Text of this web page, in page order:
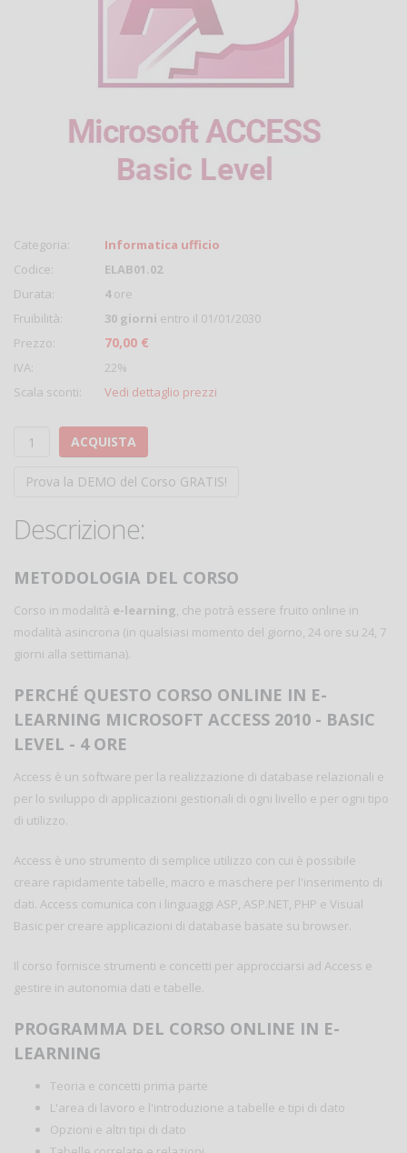
Categoria:
Informatica ufficio
Codice:
ELAB01.02
Durata:
4ore
Fruibilità:
30 giorni entro il 01/01/2030
Prezzo:
70,00 €
IVA:
22%
Scala sconti:
Vedi dettaglio prezzi
ACQUISTA
Prova la DEMO del Corso GRATIS!
Descrizione:
METODOLOGIA DEL CORSO
Corso in modalità e-learning, che potrà essere fruito online in
modalità asincrona (in qualsiasi momento del giorno, 24 ore su 24, 7
giorni alla settimana).
PERCHÉ QUESTO CORSO ONLINE IN E-
LEARNING MICROSOFT ACCESS 2010 - BASIC
LEVEL - 4 ORE
Access è un software per la realizzazione di database relazionali e
per lo sviluppo di applicazioni gestionali di ogni livello e per ogni tipo
di utilizzo.
Access è uno strumento di semplice utilizzo con cui è possibile
creare rapidamente tabelle, macro e maschere per l'inserimento di
dati. Access comunica con i linguaggi ASP, ASP.NET, PHP e Visual
Basic per creare applicazioni di database basate su browser.
Il corso fornisce strumenti e concetti per approcciarsi ad Access e
gestire in autonomia dati e tabelle.
PROGRAMMA DEL CORSO ONLINE IN E-
LEARNING
Teoria e concetti prima parte
L'area di lavoro e l'introduzione a tabelle e tipi di dato
Opzioni e altri tipi di dato